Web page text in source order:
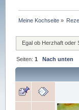
Meine Kochseite »
Egal ob Herzhaft oder
Seiten:1 Nach unten